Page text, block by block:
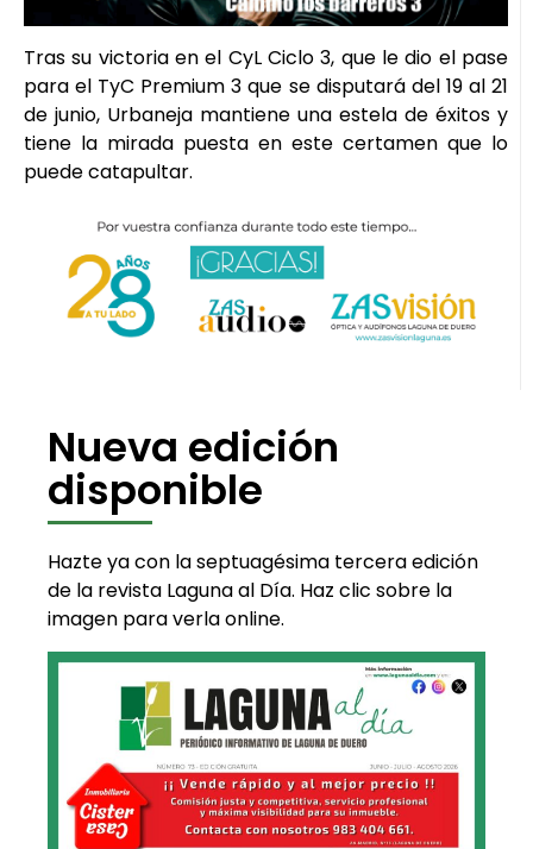
Tras su victoria en el CyL Ciclo 3, que le dio el pase
para el TyC Premium 3 que se disputará del 19 al 21
de junio, Urbaneja mantiene una estela de éxitos y
tiene la mirada puesta en este certamen que lo
puede catapultar.
Nueva edición
disponible
Hazte ya con la septuagésima tercera edición
de la revista Laguna al Día. Haz clic sobre la
imagen para verla online.